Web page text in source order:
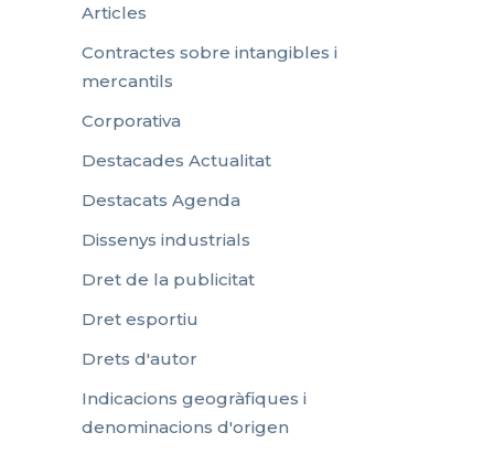
Articles
Contractes sobre intangibles i
mercantils
Corporativa
Destacades Actualitat
Destacats Agenda
Dissenys industrials
Dret de la publicitat
Dret esportiu
Drets d'autor
Indicacions geogràfiques i
denominacions d'origen